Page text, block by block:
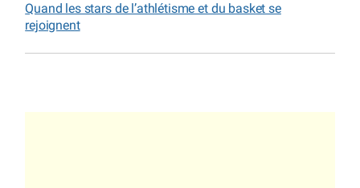
Quand les stars de l’athlétisme et du basket se
rejoignent